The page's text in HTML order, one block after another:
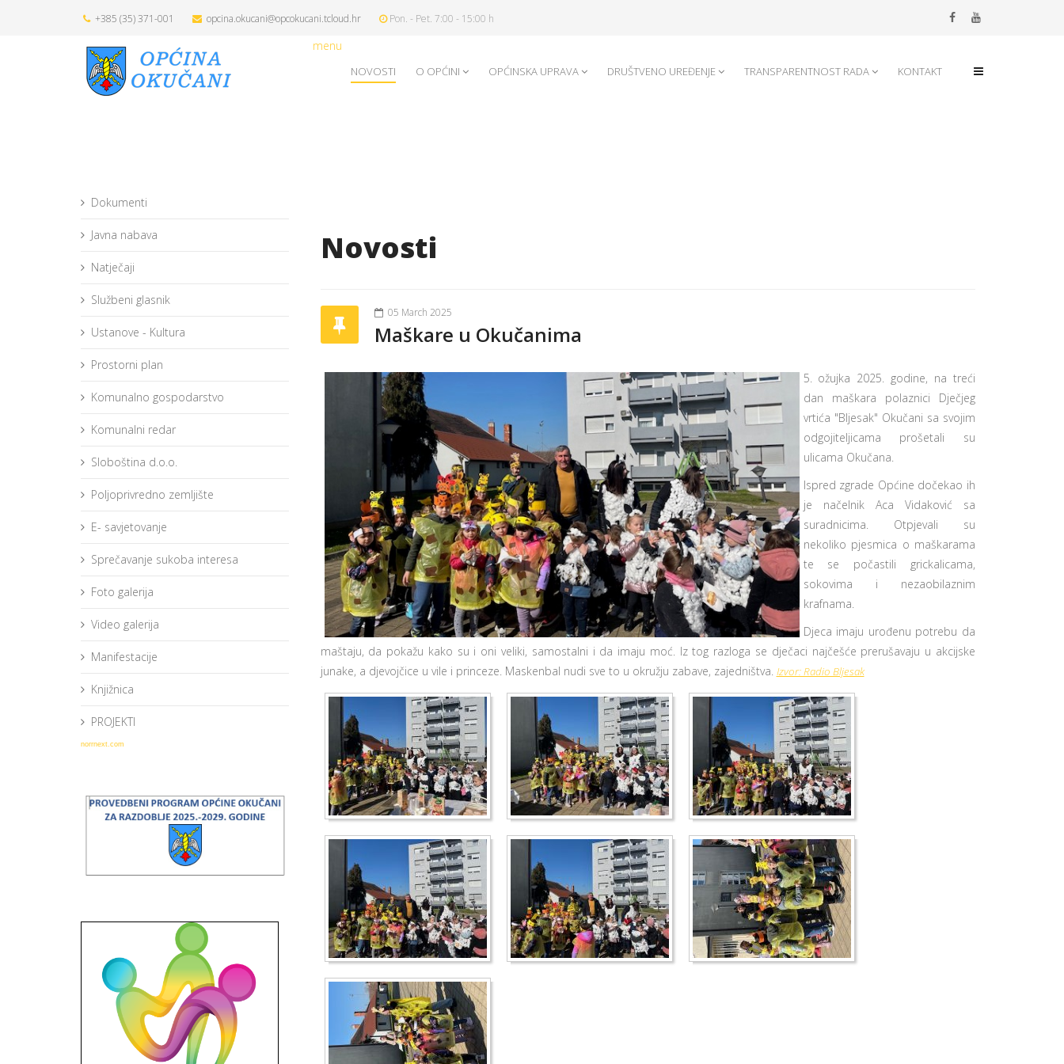
+385 (35) 371-001 opcina.okucani@opcokucani.tcloud.hr Pon. - Pet. 7:00 - 15:00 h
menu
NOVOSTI O OPĆINI OPĆINSKA UPRAVA DRUŠTVENO UREĐENJE TRANSPARENTNOST RADA KONTAKT
Dokumenti
Javna nabava
Natječaji
Službeni glasnik
Ustanove - Kultura
Prostorni plan
Komunalno gospodarstvo
Komunalni redar
Sloboština d.o.o.
Poljoprivredno zemljište
E- savjetovanje
Sprečavanje sukoba interesa
Foto galerija
Video galerija
Manifestacije
Knjižnica
PROJEKTI
norrnext.com
Novosti
05 March 2025
Maškare u Okučanima
5. ožujka 2025. godine, na treći
dan maškara polaznici Dječjeg
vrtića "Bljesak" Okučani sa svojim
odgojiteljicama prošetali su
ulicama Okučana.
Ispred zgrade Općine dočekao ih
je načelnik Aca Vidaković sa
suradnicima. Otpjevali su
nekoliko pjesmica o maškarama
te se počastili grickalicama,
sokovima i nezaobilaznim
krafnama.
Djeca imaju urođenu potrebu da
maštaju, da pokažu kako su i oni veliki, samostalni i da imaju moć. Iz tog razloga se dječaci najčešće prerušavaju u akcijske
junake, a djevojčice u vile i princeze. Maskenbal nudi sve to u okružju zabave, zajedništva. Izvor: Radio Bljesak